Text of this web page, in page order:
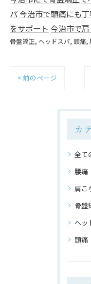
パ今治市で頭痛にも
をサポート 今治市で
骨盤矯正 ヘッドスパ 頭痛
< 前のページ
カ
全て
腰痛
肩こ
骨盤
ヘッ
頭痛